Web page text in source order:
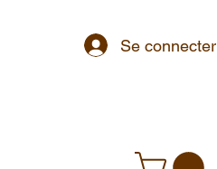
Se connecter